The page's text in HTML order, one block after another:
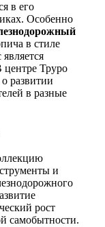
в его
Особенно
в стиле
центре Труро
развитии
в разные
и
рост
самобытности.